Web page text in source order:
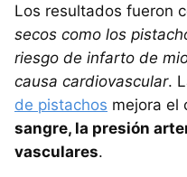
Los resultados fueron
secos como los
riesgo de infarto de
causa cardiovascular.
de pistachos mejora el
sangre, la presión
vasculares.